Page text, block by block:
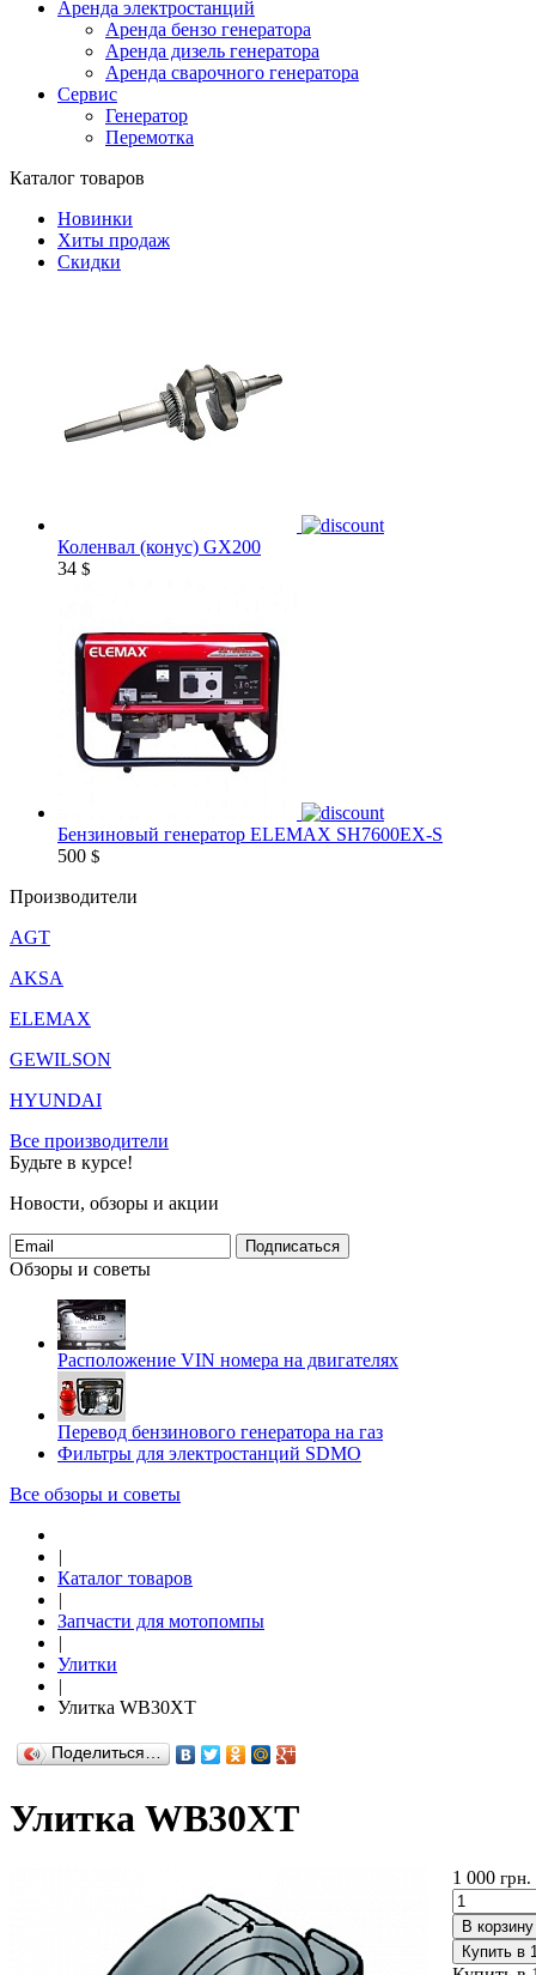
Аренда электростанций
Аренда бензо генератора
Аренда дизель генератора
Аренда сварочного генератора
Сервис
Генератор
Перемотка
Каталог товаров
Новинки
Хиты продаж
Скидки
Коленвал (конус) GX200
34 $
Бензиновый генератор ELEMAX SH7600EX-S
500 $
Производители
AGT
AKSA
ELEMAX
GEWILSON
HYUNDAI
Все производители
Будьте в курсе!
Новости, обзоры и акции
Подписаться
Обзоры и советы
Расположение VIN номера на двигателях
Перевод бензинового генератора на газ
Фильтры для электростанций SDMO
Все обзоры и советы
|
Каталог товаров
|
Запчасти для мотопомпы
|
Улитки
|
Улитка WB30XT
Поделиться…
Улитка WB30XT
1 000 грн.
В корзину
Купить в